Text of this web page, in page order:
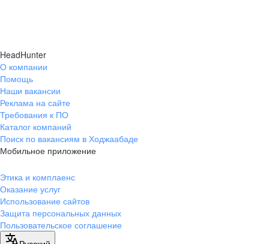
HeadHunter
О компании
Помощь
Наши вакансии
Реклама на сайте
Требования к ПО
Каталог компаний
Поиск по вакансиям в Ходжаабаде
Мобильное приложение
Этика и комплаенс
Оказание услуг
Использование сайтов
Защита персональных данных
Пользовательское соглашение